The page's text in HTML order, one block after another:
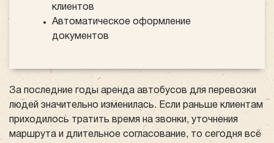
клиентов
Автоматическое оформление
документов
За последние годы аренда автобусов для перевозки
людей значительно изменилась. Если раньше клиентам
приходилось тратить время на звонки, уточнения
маршрута и длительное согласование, то сегодня всё